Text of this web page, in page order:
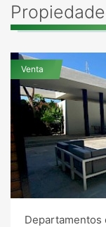
Venta
Departamentos